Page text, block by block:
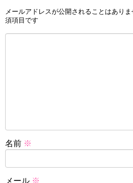
メールアドレスが公開されることはありま
須項目です
名前 ※
メール ※